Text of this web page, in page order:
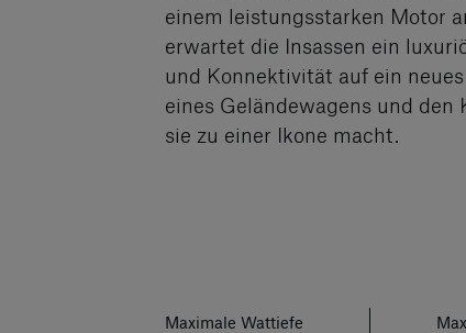
einem leistungsstarken Motor
erwartet die Insassen ein
und Konnektivität auf ein
eines Geländewagens und
sie zu einer Ikone macht.
Maximale Wattiefe